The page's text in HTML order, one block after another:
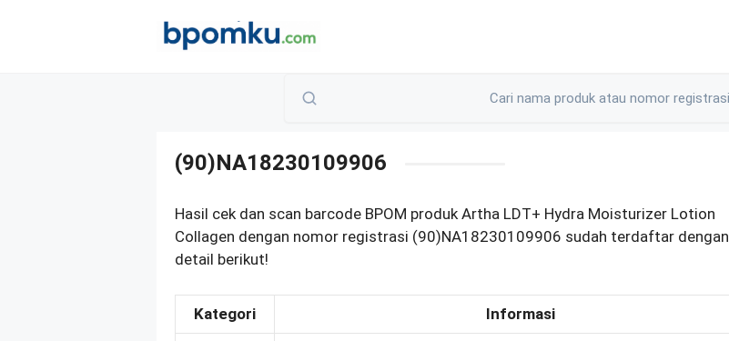
(90)NA18230109906
Hasil cek dan scan barcode BPOM produk Artha LDT+ Hydra Moisturizer Lotion
Collagen dengan nomor registrasi (90)NA18230109906 sudah terdaftar dengan
detail berikut!
Kategori Informasi